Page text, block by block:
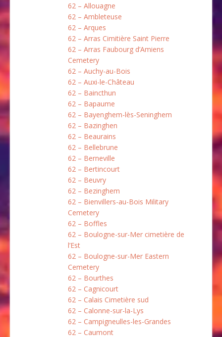
62 – Allouagne
62 – Ambleteuse
62 – Arques
62 – Arras Cimitière Saint Pierre
62 – Arras Faubourg d’Amiens
Cemetery
62 – Auchy-au-Bois
62 – Auxi-le-Château
62 – Baincthun
62 – Bapaume
62 – Bayenghem-lès-Seninghem
62 – Bazinghen
62 – Beaurains
62 – Bellebrune
62 – Berneville
62 – Bertincourt
62 – Beuvry
62 – Bezinghem
62 – Bienvillers-au-Bois Military
Cemetery
62 – Boffles
62 – Boulogne-sur-Mer cimetière de
l’Est
62 – Boulogne-sur-Mer Eastern
Cemetery
62 – Bourthes
62 – Cagnicourt
62 – Calais Cimetière sud
62 – Calonne-sur-la-Lys
62 – Campigneulles-les-Grandes
62 – Caumont